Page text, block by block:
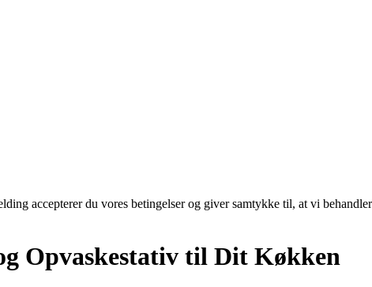
accepterer du vores betingelser og giver samtykke til, at vi
Opvaskestativ til Dit Køkken